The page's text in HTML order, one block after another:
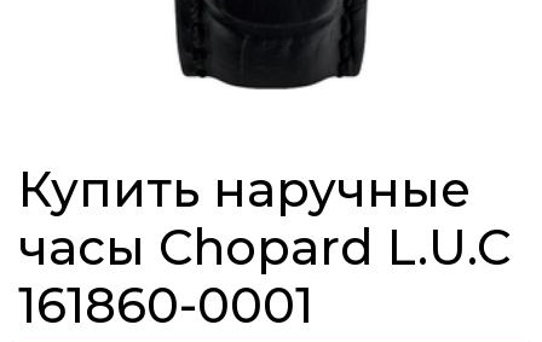
Купить наручные
часы Chopard L.U.C
161860-0001